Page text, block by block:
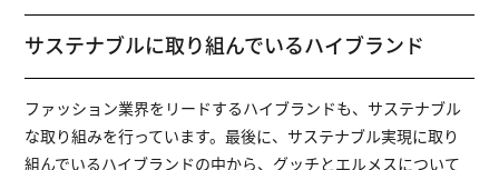
サステナブルに取り組んでいるハイブランド
ファッション業界をリードするハイブランドも、サステナブル
な取り組みを行っています。最後に、サステナブル実現に取り
組んでいるハイブランドの中から、グッチとエルメスについて